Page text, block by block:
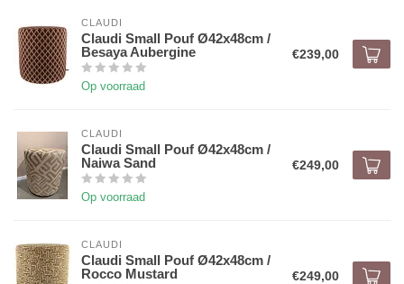
CLAUDI
Claudi Small Pouf Ø42x48cm /
Besaya Aubergine
Op voorraad
€239,00
CLAUDI
Claudi Small Pouf Ø42x48cm /
Naiwa Sand
Op voorraad
€249,00
CLAUDI
Claudi Small Pouf Ø42x48cm /
Rocco Mustard
€249,00